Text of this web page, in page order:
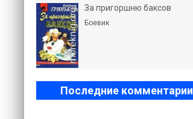
За пригоршню баксов
Боевик
Последние комментарии